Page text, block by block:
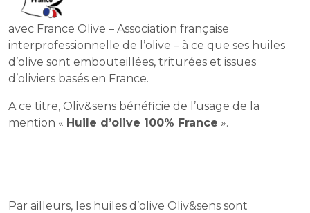
avec France Olive – Association française
interprofessionnelle de l’olive – à ce que ses huiles
d’olive sont embouteillées, triturées et issues
d’oliviers basés en France.
A ce titre, Oliv&sens bénéficie de l’usage de la
mention « Huile d’olive 100% France ».
Par ailleurs, les huiles d’olive Oliv&sens sont